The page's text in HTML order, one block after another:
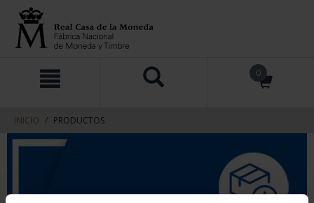
contenido
navegacin
0
INICIO PRODUCTOS